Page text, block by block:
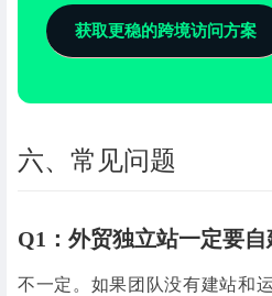
获取更稳的跨境访问方案
六、常见问题
Q1：外贸独立站一定要自
不一定。如果团队没有建站和